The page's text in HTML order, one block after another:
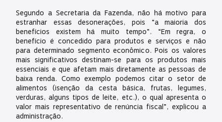
Segundo a Secretaria da Fazenda, não há motivo para
estranhar essas desonerações, pois “a maioria dos
benefícios existem há muito tempo”. “Em regra, o
benefício é concedido para produtos e serviços e não
para determinado segmento econômico. Pois os valores
mais significativos destinam-se para os produtos mais
essenciais e que afetam mais diretamente as pessoas de
baixa renda. Como exemplo podemos citar o setor de
alimentos (isenção da cesta básica, frutas, legumes,
verduras, alguns tipos de leite, etc.), o qual apresenta o
valor mais representativo de renúncia fiscal”, explicou a
administração.